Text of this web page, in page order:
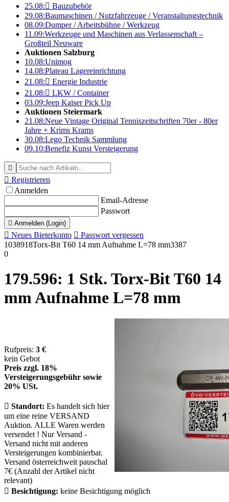
25.08: Bauzubehör
29.08:Baumaschinen / Nutzfahrzeuge / Veranstaltungstechnik
08.09:Dumper / Arbeitsbühne / Werkzeug
11.09:Werkzeuge und Maschinen aus Verlassenschaft –
Großteil Neuware
Auktionen Salzburg
10.08:Unimog
14.08:Plateau Lagereinrichtung
21.08: Energie Industrie
21.08: LKW / Container
03.09:Jeep Kaiser Pick Up
Auktionen Steiermark
21.08:Neue Vintage Original Tenniszeitschriften 70er - 80er
Jahre + Krims Krams
30.08:Lego Technik Sammlung
09.10:Benefiz Kunst Versteigerung

 Registrieren
Anmelden
Email-Adresse
Passwort
 Anmelden (Login)
 Neues Bieterkonto  Passwort vergessen
1038918Torx-Bit T60 14 mm Aufnahme L=78 mm3387
0
179.596: 1 Stk. Torx-Bit T60 14
mm Auf­nah­me L=78 mm
Rufpreis: 3 €
kein Gebot
Preis zzgl. 18%
Versteigerungsgebühr sowie
20% USt.
 Standort: Es handelt sich hier
um eine reine VERSAND
Auktion. ALLE Waren werden
versendet ! Nur Versand -
Versand nicht mit anderen
Versteigerungen kombinierbar.
Versand österreichweit pauschal
7€ (Anzahl der Artikel nicht
relevant)
 Besichtigung: keine Besichtigung möglich